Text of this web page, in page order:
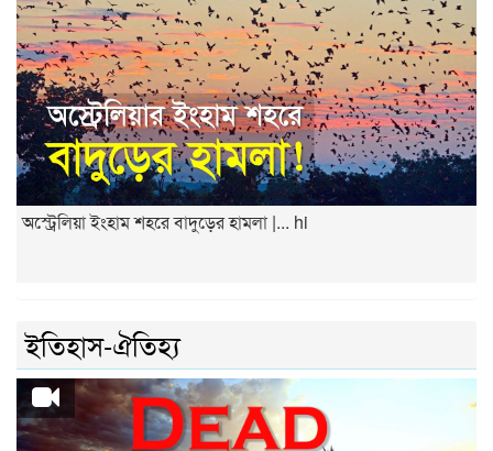
অস্ট্রেলিয়া ইংহাম শহরে বাদুড়ের হামলা |... hi
ইতিহাস-ঐতিহ্য